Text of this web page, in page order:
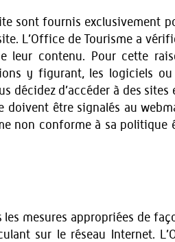
sont fournis
L’Office de Tourisme a
leur contenu. Pour cette
y figurant, les logiciels
décidez d’accéder à des
être signalés au
non conforme à sa
mesures appropriées de
sur le réseau Internet.